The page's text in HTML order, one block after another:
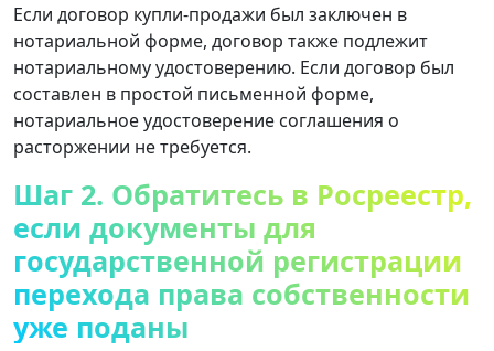
Если договор купли-продажи был заключен в
нотариальной форме, договор также подлежит
нотариальному удостоверению. Если договор был
составлен в простой письменной форме,
нотариальное удостоверение соглашения о
расторжении не требуется.
Шаг 2. Обратитесь в Росреестр,
если документы для
государственной регистрации
перехода права собственности
уже поданы